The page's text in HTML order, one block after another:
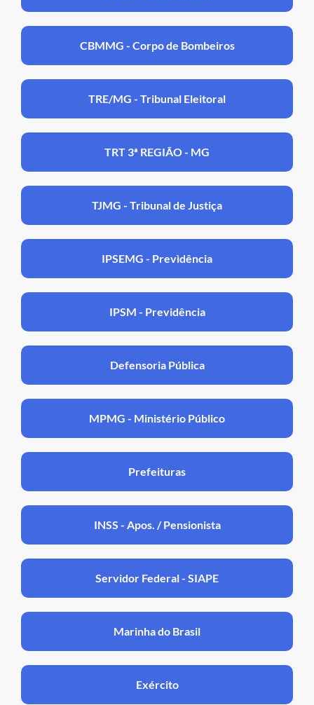
CBMMG - Corpo de Bombeiros
TRE/MG - Tribunal Eleitoral
TRT 3ª REGIÃO - MG
TJMG - Tribunal de Justiça
IPSEMG - Prevìdência
IPSM - Previdência
Defensoria Pública
MPMG - Ministério Público
Prefeituras
INSS - Apos. / Pensionista
Servidor Federal - SIAPE
Marinha do Brasil
Exército